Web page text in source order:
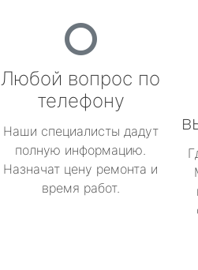
Любой вопрос по
телефону
Наши специалисты дадут
полную информацию.
Назначат цену ремонта и
время работ.